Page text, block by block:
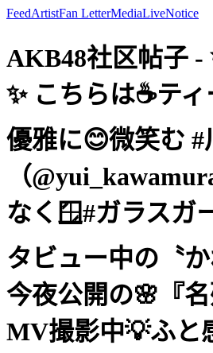
FeedArtistFan LetterMediaLiveNotice
AKB48社区帖子 -
✨ こちらは☕️テ
優雅に😊微笑む #
（
なく🪟#ガラスガ
タビュー中の〝
今夜公開の🌸『
MV撮影中💡ふと